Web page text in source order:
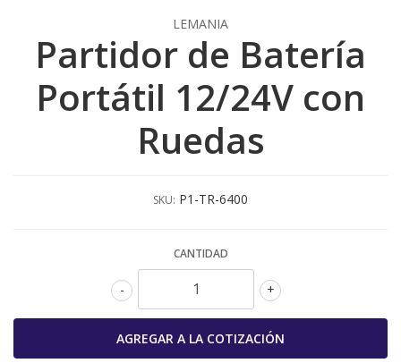
LEMANIA
Partidor de Batería
Portátil 12/24V con
Ruedas
SKU: P1-TR-6400
CANTIDAD
+
-